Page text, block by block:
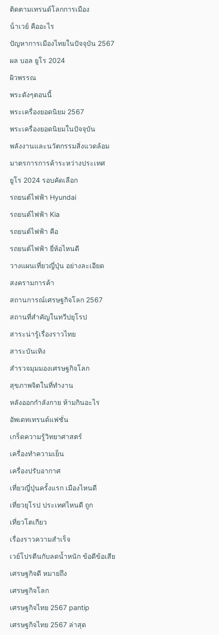
ติดตามเทรนด์โลกการเมือง
น้ําเวย์ คืออะไร
ปัญหาการเมืองไทยในปัจจุบัน 2567
ผล บอล ยูโร 2024
ผิวพรรณ
พระดังๆตอนนี้
พระเครื่องยอดนิยม 2567
พระเครื่องยอดนิยมในปัจจุบัน
พลังงานและนวัตกรรมสิ่งแวดล้อม
มาตรการการค้าระหว่างประเทศ
ยูโร 2024 รอบคัดเลือก
รถยนต์ไฟฟ้า Hyundai
รถยนต์ไฟฟ้า Kia
รถยนต์ไฟฟ้า คือ
รถยนต์ไฟฟ้า ยี่ห้อไหนดี
วางแผนเที่ยวญี่ปุ่น อย่างละเอียด
สงครามการค้า
สถานการณ์เศรษฐกิจโลก 2567
สถานที่สำคัญในทวีปยุโรป
สาระน่ารู้เรื่องราวไทย
สาระบันเทิง
สำรวจมุมมองเศรษฐกิจโลก
สุขภาพจิตในที่ทำงาน
หลังออกกําลังกาย ห้ามกินอะไร
อัพเดทเทรนด์แฟชั่น
เกร็ดความรู้วิทยาศาสตร์
เครื่องทำความเย็น
เครื่องปรับอากาศ
เที่ยวญี่ปุ่นครั้งแรก เมืองไหนดี
เที่ยวยุโรป ประเทศไหนดี ถูก
เที่ยวโตเกียว
เรื่องราวความสำเร็จ
เวย์โปรตีนกับลดน้ำหนัก ข้อดีข้อเสีย
เศรษฐกิจดี หมายถึง
เศรษฐกิจโลก
เศรษฐกิจไทย 2567 pantip
เศรษฐกิจไทย 2567 ล่าสุด